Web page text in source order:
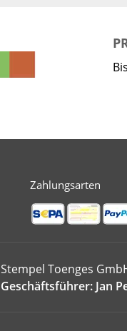
Zahlungsarten
Stempel Toenges
Geschäftsführer: Jan